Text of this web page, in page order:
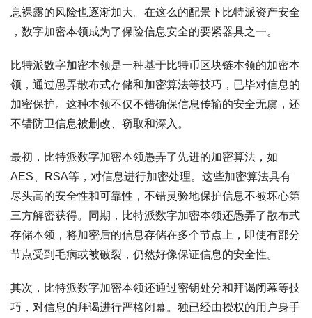
息裸露的风险也逐渐加大。在这么的配景下比特派资产安全
，数字加密本领成为了保险信息安全的要紧器具之一。
比特派数字加密本领是一种基于比特币区块链本领的加密本
领，通过愚弄散布式存储和加密算法等技巧，已毕对信息的
加密保护。这种本领不仅不错确保信息传输的安全无虞，还
不错防卫信息被删改、窃取和深入。
最初，比特派数字加密本领愚弄了先进的加密算法，如
AES、RSA等，对信息进行加密处理。这些加密算法具有
尽头高的安全性和可靠性，不错灵验地保护信息不被坏心第
三方解密获得。同期，比特派数字加密本领还愚弄了散布式
存储本领，将加密后的信息存储在多个节点上，即使有部分
节点受到毛病或被破裂，仍然好像保证信息的安全性。
其次，比特派数字加密本领还通过密钥处分和拜谒闭幕等技
巧，对信息的拜谒进行严格闭幕。独已经由授权的用户身手